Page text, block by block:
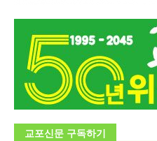
교포신문 구독하기